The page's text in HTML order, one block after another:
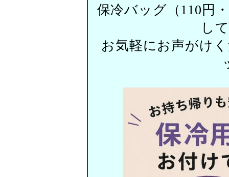
保冷バッグ（110円
し
お気軽にお声がけ